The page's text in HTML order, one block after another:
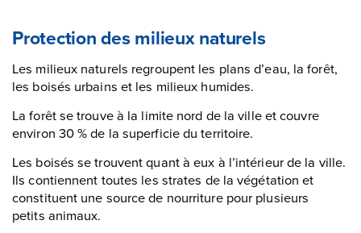
Protection des milieux naturels
Les milieux naturels regroupent les plans d’eau, la forêt,
les boisés urbains et les milieux humides.
La forêt se trouve à la limite nord de la ville et couvre
environ 30 % de la superficie du territoire.
Les boisés se trouvent quant à eux à l’intérieur de la ville.
Ils contiennent toutes les strates de la végétation et
constituent une source de nourriture pour plusieurs
petits animaux.